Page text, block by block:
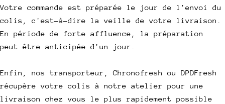
Votre commande est préparée le jour de l'envoi du
colis, c'est-à-dire la veille de votre livraison.
En période de forte affluence, la préparation
peut être anticipée d'un jour.
Enfin, nos transporteur, Chronofresh ou DPDFresh
récupère votre colis à notre atelier pour une
livraison chez vous le plus rapidement possible